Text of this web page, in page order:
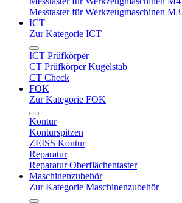
Messtaster für Werkzeugmaschinen M3
ICT
Zur Kategorie ICT
ICT Prüfkörper
CT Prüfkörper Kugelstab
CT Check
FOK
Zur Kategorie FOK
Kontur
Konturspitzen
ZEISS Kontur
Reparatur
Reparatur Oberflächentaster
Maschinenzubehör
Zur Kategorie Maschinenzubehör